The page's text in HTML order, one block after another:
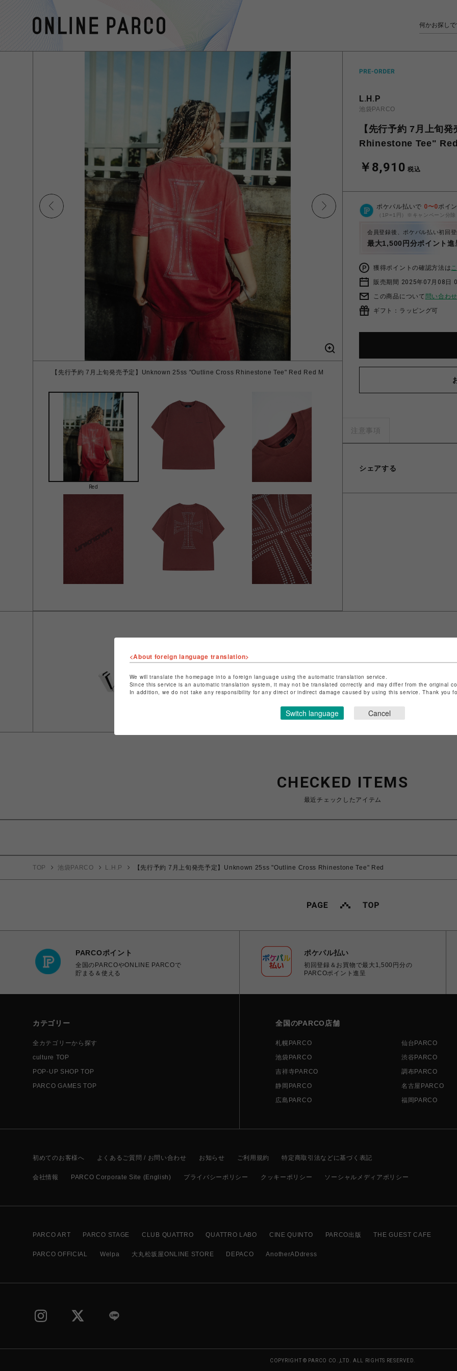
【先行予約 7月上旬発売予定】Unknown 25ss "Outline Cross Rhinestone Tee" Red Red M
Red
L.H.P
池袋PARCO
【先行予約 7月上旬
Rhinestone Tee" Red
￥8,910 税込
ポケパル払いで 0〜0ポイ
（1P=1円）※キャンペーン分除
会員登録後、ポケパル払い初回
最大1,500円分ポイント進
獲得ポイントの確認方法は
販売期間 2025年07月08日
この商品について 問い合わ
ギフト：ラッピング可
注意事項
シェアする
ショップ名
特定商取引法など法令に基づく表記はこちら
ショップお問い合わせはこちら
CHECKED ITEMS
最近チェックしたアイテム
TOP 池袋PARCO L.H.P 【先行予約 7月上旬発売予定】Unknown 25ss "Outline Cross Rhinestone Tee" Red
PARCOポイント
全国のPARCOやONLINE PARCOで
貯まる＆使える
ポケパル払い
初回登録＆お買物で最大1,500円分の
PARCOポイント進呈
カテゴリー
全カテゴリーから探す
culture TOP
POP-UP SHOP TOP
PARCO GAMES TOP
全国のPARCO店舗
札幌PARCO 仙台PARCO
池袋PARCO
渋谷PARCO
吉祥寺PARCO
調布PARCO
静岡PARCO
名古屋PARCO
広島PARCO
福岡PARCO
初めてのお客様へ よくあるご質問 / お問い合わせ お知らせ ご利用規約 特定商取引法などに基づく表記
会社情報 PARCO Corporate Site (English) プライバシーポリシー クッキーポリシー ソーシャルメディアポリシー
PARCO ART PARCO STAGE CLUB QUATTRO QUATTRO LABO CINE QUINTO PARCO出版 THE GUEST CAFE
PARCO OFFICIAL Welpa 大丸松坂屋ONLINE STORE DEPACO AnotherADdress
COPYRIGHT © PARCO CO.,LTD. ALL RIGHTS RESERVED.
<About foreign language translation>
We will translate the homepage into a foreign language using the automatic translation service.
Since this service is an automatic translation system, it may not be translated correctly and may differ from the original
In addition, we do not take any responsibility for any direct or indirect damage caused by using this service. Thank you
Switch language Cancel